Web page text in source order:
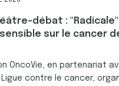
débat :
sur le cancer
OncoVie, en partenariat
Ligue contre le cancer,